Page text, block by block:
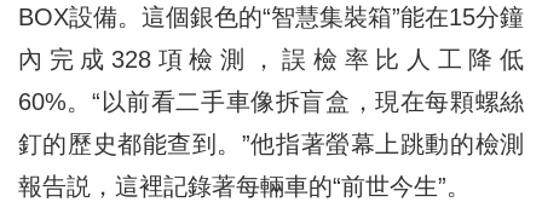
BOX設備。這個銀色的“智慧集裝箱”能在15分鐘
內完成328項檢測，誤檢率比人工降低
60%。“以前看二手車像拆盲盒，現在每顆螺絲
釘的歷史都能查到。”他指著螢幕上跳動的檢測
報告説，這裡記錄著每輛車的“前世今生”。